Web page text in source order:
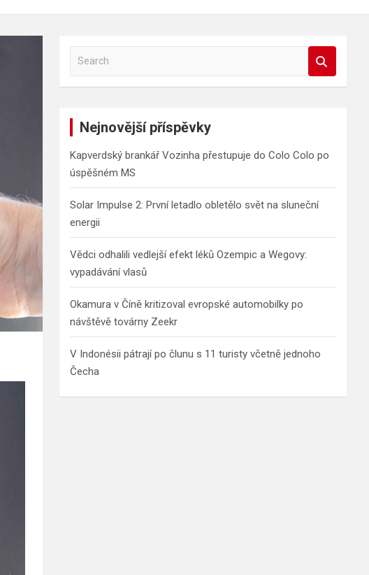
a
Nejnovější příspěvky
Kapverdský brankář Vozinha přestupuje do Colo Colo po
úspěšném MS
Solar Impulse 2: První letadlo obletělo svět na sluneční
energii
Vědci odhalili vedlejší efekt léků Ozempic a Wegovy:
vypadávání vlasů
Okamura v Číně kritizoval evropské automobilky po
návštěvě továrny Zeekr
V Indonésii pátrají po člunu s 11 turisty včetně jednoho
Čecha